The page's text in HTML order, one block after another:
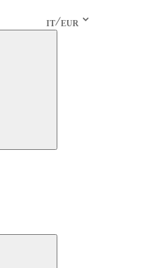
IT EUR